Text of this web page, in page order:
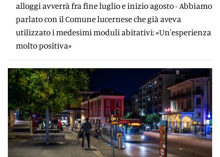
alloggi avverrà fra fine luglio e inizio agosto - Abbiamo
parlato con il Comune lucernese che già aveva
utilizzato i medesimi moduli abitativi: «Un'esperienza
molto positiva»